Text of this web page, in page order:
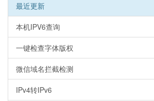
最近更新
本机IPV6查询
一键检查字体版权
微信域名拦截检测
IPv4转IPv6